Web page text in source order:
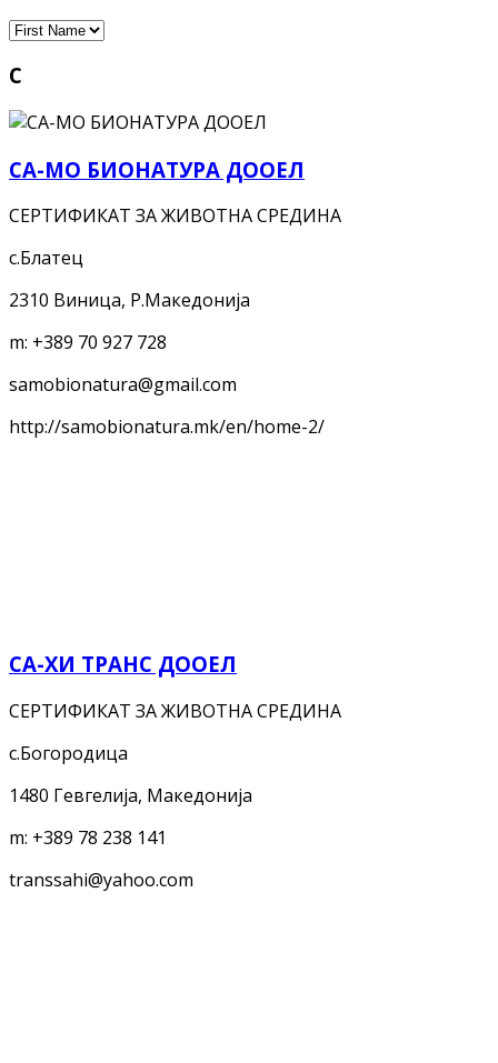
С
СА-МО БИОНАТУРА ДООЕЛ
СЕРТИФИКАТ ЗА ЖИВОТНА СРЕДИНА
с.Блатец
2310 Виница, Р.Македонија
m: +389 70 927 728
samobionatura@gmail.com
http://samobionatura.mk/en/home-2/
СА-ХИ ТРАНС ДООЕЛ
СЕРТИФИКАТ ЗА ЖИВОТНА СРЕДИНА
с.Богородица
1480 Гевгелија, Македонија
m: +389 78 238 141
transsahi@yahoo.com